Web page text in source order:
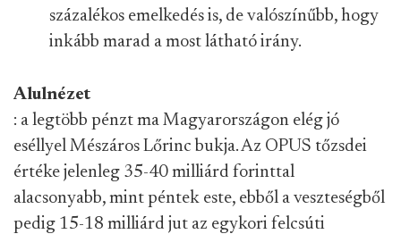
százalékos emelkedés is, de valószínűbb, hogy
inkább marad a most látható irány.
Alulnézet
: a legtöbb pénzt ma Magyarországon elég jó
eséllyel Mészáros Lőrinc bukja. Az OPUS tőzsdei
értéke jelenleg 35-40 milliárd forinttal
alacsonyabb, mint péntek este, ebből a veszteségből
pedig 15-18 milliárd jut az egykori felcsúti